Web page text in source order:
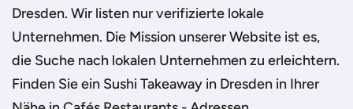
Dresden. Wir listen nur verifizierte lokale
Unternehmen. Die Mission unserer Website ist es,
die Suche nach lokalen Unternehmen zu erleichtern.
Finden Sie ein Sushi Takeaway in Dresden in Ihrer